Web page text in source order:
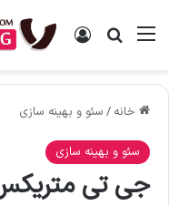
منو جستجو برای
ورود
خانه / سئو و بهینه سازی
سئو و بهینه سازی
جی تی متریکس